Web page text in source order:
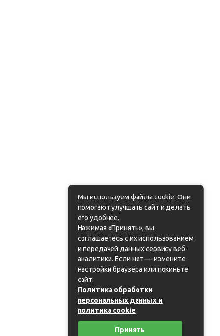
Мы используем файлы cookie. Они
помогают улучшать сайт и делать
его удобнее.
Нажимая «Принять», вы
соглашаетесь с их использованием
и передачей данных сервису веб-
аналитики. Если нет — измените
настройки браузера или покиньте
сайт.
Политика обработки
персональных данных и
политика cookie
Принять